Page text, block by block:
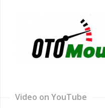
Video on YouTube